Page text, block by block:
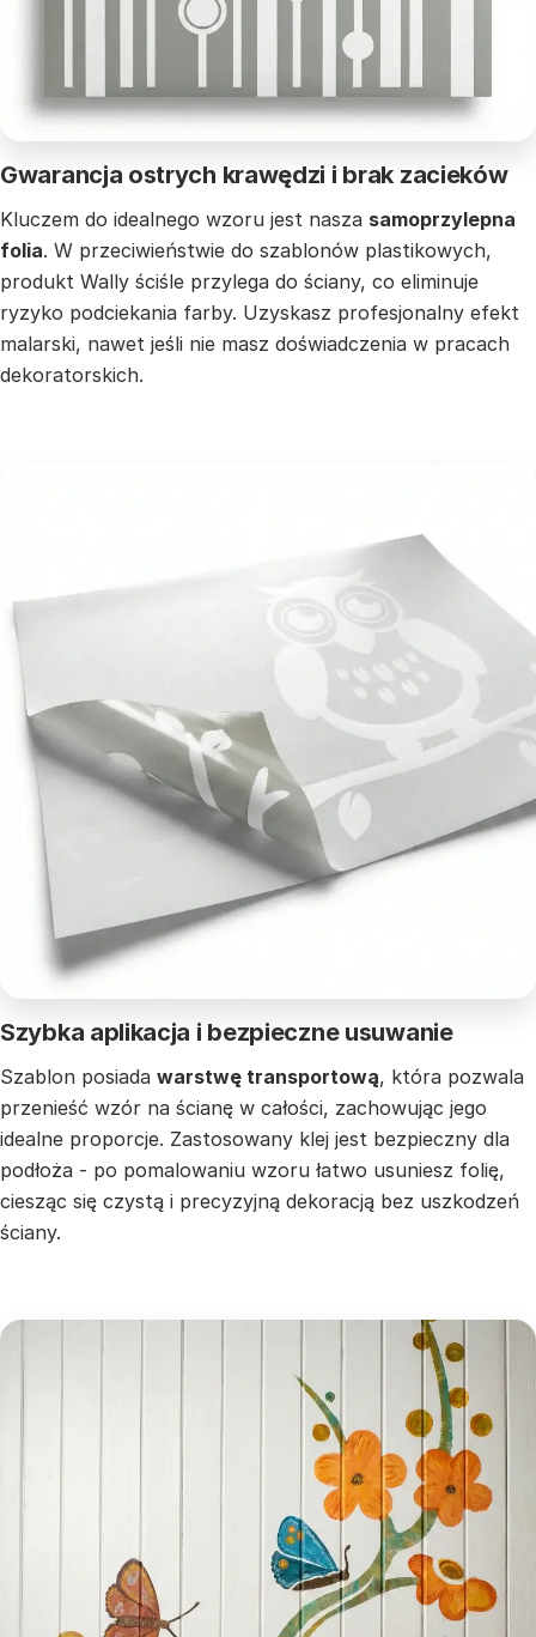
Gwarancja ostrych krawędzi i brak zacieków
Kluczem do idealnego wzoru jest nasza samoprzylepna
folia. W przeciwieństwie do szablonów plastikowych,
produkt Wally ściśle przylega do ściany, co eliminuje
ryzyko podciekania farby. Uzyskasz profesjonalny efekt
malarski, nawet jeśli nie masz doświadczenia w pracach
dekoratorskich.
Szybka aplikacja i bezpieczne usuwanie
Szablon posiada warstwę transportową, która pozwala
przenieść wzór na ścianę w całości, zachowując jego
idealne proporcje. Zastosowany klej jest bezpieczny dla
podłoża - po pomalowaniu wzoru łatwo usuniesz folię,
ciesząc się czystą i precyzyjną dekoracją bez uszkodzeń
ściany.